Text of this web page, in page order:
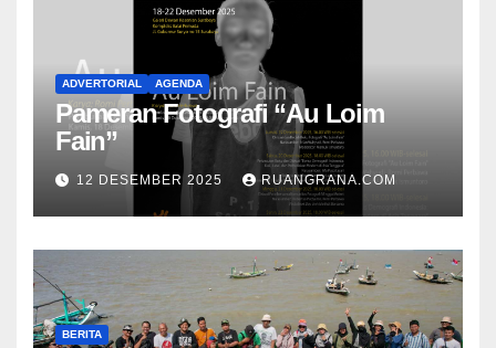
ADVERTORIAL AGENDA
Pameran Fotografi “Au Loim
Fain”
12 DESEMBER 2025 RUANGRANA.COM
BERITA